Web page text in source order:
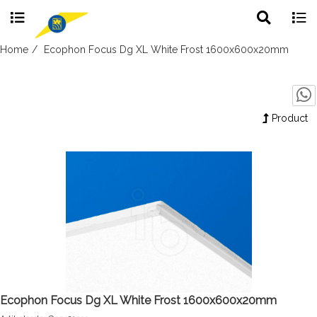
Skip
search
Home Ecophon Focus Dg XL White Frost 1600x600x20mm
Product
Ecophon Focus Dg XL White Frost 1600x600x20mm